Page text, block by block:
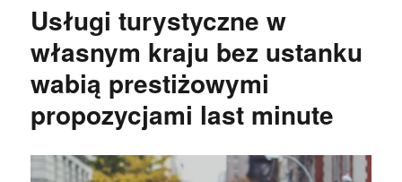
Usługi turystyczne w
własnym kraju bez ustanku
wabią prestiżowymi
propozycjami last minute